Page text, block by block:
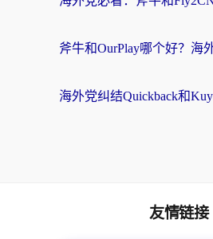
友情链接